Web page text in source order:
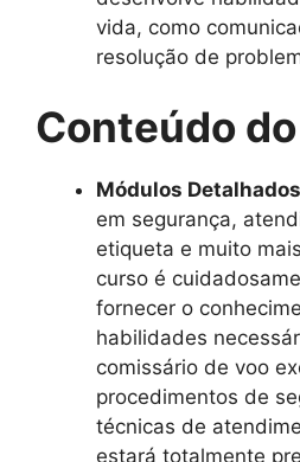
vida, como
resolução de
Conteúdo
Módulos
em segurança,
etiqueta e muito
curso é
fornecer o
habilidades
comissário de voo
procedimentos de
técnicas de
estará totalmente